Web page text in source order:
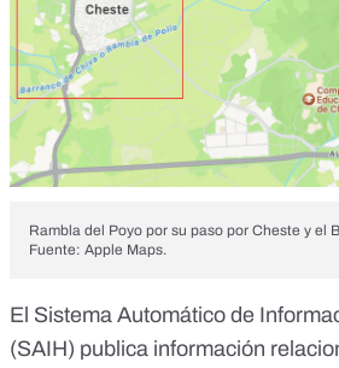
Rambla del Poyo por su paso por Cheste y el
Fuente: Apple Maps.
El Sistema Automático de
(SAIH) publica información